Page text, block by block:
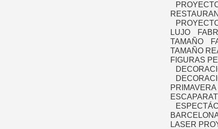
LUJO
TAMAÑO
TAMAÑO
FIGURAS
PRIMAVERA
LASER